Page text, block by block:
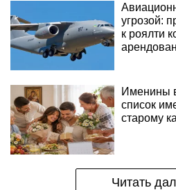
угрозой:
к роялти
Именины
список
старому
Читать